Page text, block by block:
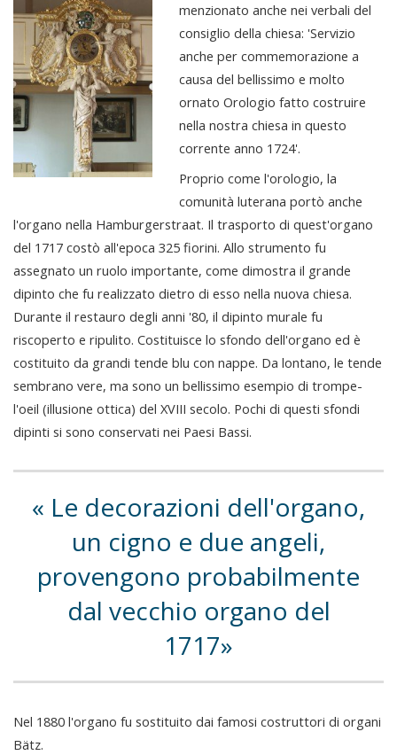
menzionato anche nei verbali del
consiglio della chiesa: 'Servizio
anche per commemorazione a
causa del bellissimo e molto
ornato Orologio fatto costruire
nella nostra chiesa in questo
corrente anno 1724'.
Proprio come l'orologio, la
comunità luterana portò anche
l'organo nella Hamburgerstraat. Il trasporto di quest'organo
del 1717 costò all'epoca 325 fiorini. Allo strumento fu
assegnato un ruolo importante, come dimostra il grande
dipinto che fu realizzato dietro di esso nella nuova chiesa.
Durante il restauro degli anni '80, il dipinto murale fu
riscoperto e ripulito. Costituisce lo sfondo dell'organo ed è
costituito da grandi tende blu con nappe. Da lontano, le tende
sembrano vere, ma sono un bellissimo esempio di trompe-
l'oeil (illusione ottica) del XVIII secolo. Pochi di questi sfondi
dipinti si sono conservati nei Paesi Bassi.
Le decorazioni dell'organo,
un cigno e due angeli,
provengono probabilmente
dal vecchio organo del
1717
Nel 1880 l'organo fu sostituito dai famosi costruttori di organi
Bätz.